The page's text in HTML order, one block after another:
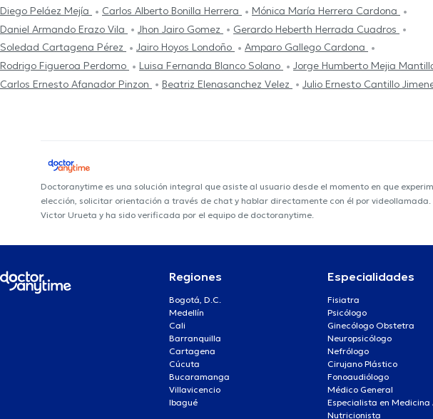
Diego Peláez Mejía
Carlos Alberto Bonilla Herrera
Mónica María Herrera Cardona
Daniel Armando Erazo Vila
Jhon Jairo Gomez
Gerardo Heberth Herrada Cuadros
Soledad Cartagena Pérez
Jairo Hoyos Londoño
Amparo Gallego Cardona
Rodrigo Figueroa Perdomo
Luisa Fernanda Blanco Solano
Jorge Humberto Mejia
Carlos Ernesto Afanador Pinzon
Beatriz Elenasanchez Velez Julio Ernesto Cantillo
Doctoranytime es una solución integral que asiste al usuario desde el momento en que
elección, solicitar orientación a través de chat y hablar directamente con él por
Victor Urueta y ha sido verificada por el equipo de doctoranytime.
Regiones
Bogotá, D.C.
Medellín
Cali
Barranquilla
Cartagena
Cúcuta
Bucaramanga
Villavicencio
Ibagué
Especialidades
Fisiatra
Psicólogo
Ginecólogo Obstetra
Neuropsicólogo
Nefrólogo
Cirujano Plástico
Fonoaudiólogo
Médico General
Especialista en
Nutricionista